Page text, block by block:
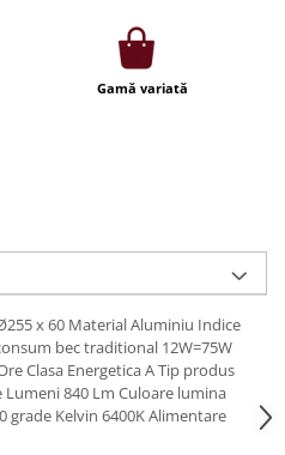
Gamă variată
x 60 Material Aluminiu Indice
bec traditional 12W=75W
Clasa Energetica A Tip produs
Lumeni 840 Lm Culoare lumina
grade Kelvin 6400K Alimentare